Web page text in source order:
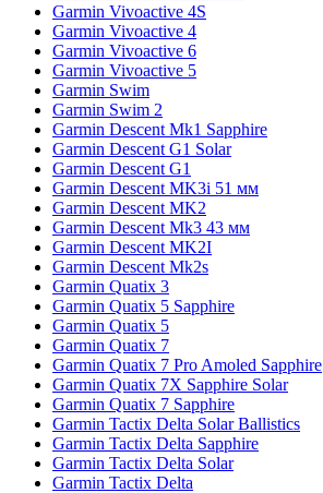
Garmin Vivoactive 4S
Garmin Vivoactive 4
Garmin Vivoactive 6
Garmin Vivoactive 5
Garmin Swim
Garmin Swim 2
Garmin Descent Mk1 Sapphire
Garmin Descent G1 Solar
Garmin Descent G1
Garmin Descent MK3i 51 мм
Garmin Descent MK2
Garmin Descent Mk3 43 мм
Garmin Descent MK2I
Garmin Descent Mk2s
Garmin Quatix 3
Garmin Quatix 5 Sapphire
Garmin Quatix 5
Garmin Quatix 7
Garmin Quatix 7 Pro Amoled Sapphire
Garmin Quatix 7X Sapphire Solar
Garmin Quatix 7 Sapphire
Garmin Tactix Delta Solar Ballistics
Garmin Tactix Delta Sapphire
Garmin Tactix Delta Solar
Garmin Tactix Delta